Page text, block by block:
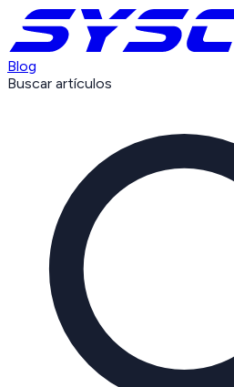
Blog
Buscar artículos